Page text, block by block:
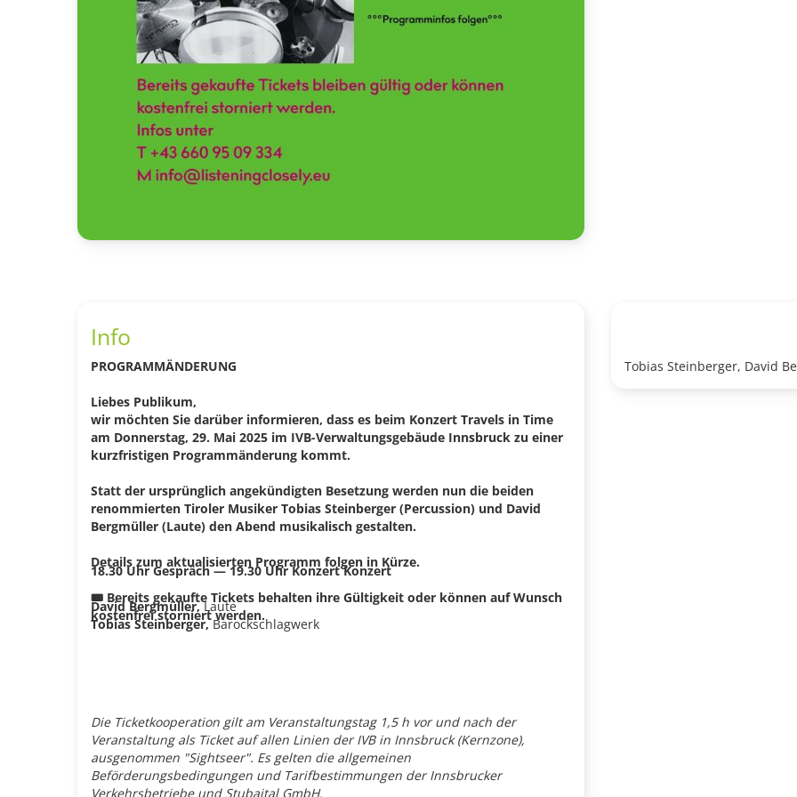
Info
PROGRAMMÄNDERUNG
Liebes Publikum,
wir möchten Sie darüber informieren, dass es beim Konzert Travels in Time
am Donnerstag, 29. Mai 2025 im IVB-Verwaltungsgebäude Innsbruck zu einer
kurzfristigen Programmänderung kommt.
Statt der ursprünglich angekündigten Besetzung werden nun die beiden
renommierten Tiroler Musiker Tobias Steinberger (Percussion) und David
Bergmüller (Laute) den Abend musikalisch gestalten.
Details zum aktualisierten Programm folgen in Kürze.
🎟️ Bereits gekaufte Tickets behalten ihre Gültigkeit oder können auf Wunsch
kostenfrei storniert werden.
18.30 Uhr Gespräch—19.30 Uhr Konzert Konzert
David Bergmüller,Laute
Tobias Steinberger,Barockschlagwerk​
Die Ticketkooperation gilt am Veranstaltungstag 1,5 h vor und nach der
Veranstaltung als Ticket auf allen Linien der IVB in Innsbruck (Kernzone),
ausgenommen "Sightseer". Es gelten die allgemeinen
Beförderungsbedingungen und Tarifbestimmungen der Innsbrucker
Verkehrsbetriebe und Stubaital GmbH.
Tobias Steinberger, David